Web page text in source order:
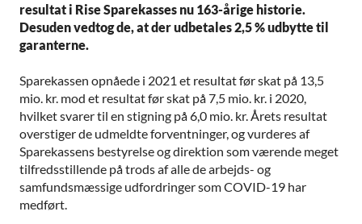
resultat i Rise Sparekasses nu 163-årige historie.
Desuden vedtog de, at der udbetales 2,5 % udbytte til
garanterne.
Sparekassen opnåede i 2021 et resultat før skat på 13,5
mio. kr. mod et resultat før skat på 7,5 mio. kr. i 2020,
hvilket svarer til en stigning på 6,0 mio. kr. Årets resultat
overstiger de udmeldte forventninger, og vurderes af
Sparekassens bestyrelse og direktion som værende meget
tilfredsstillende på trods af alle de arbejds- og
samfundsmæssige udfordringer som COVID-19 har
medført.